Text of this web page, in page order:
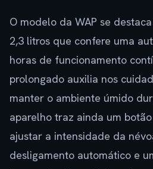
O modelo da WAP se
2,3 litros que confere uma
horas de funcionamento
prolongado auxilia nos
manter o ambiente úmido
aparelho traz ainda um
ajustar a intensidade da
desligamento automático e